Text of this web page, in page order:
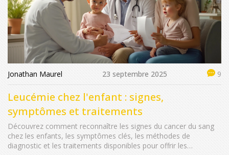
Jonathan Maurel 23 septembre 2025 9
Leucémie chez l'enfant : signes,
symptômes et traitements
Découvrez comment reconnaître les signes du cancer du sang
chez les enfants, les symptômes clés, les méthodes de
diagnostic et les traitements disponibles pour offrir les